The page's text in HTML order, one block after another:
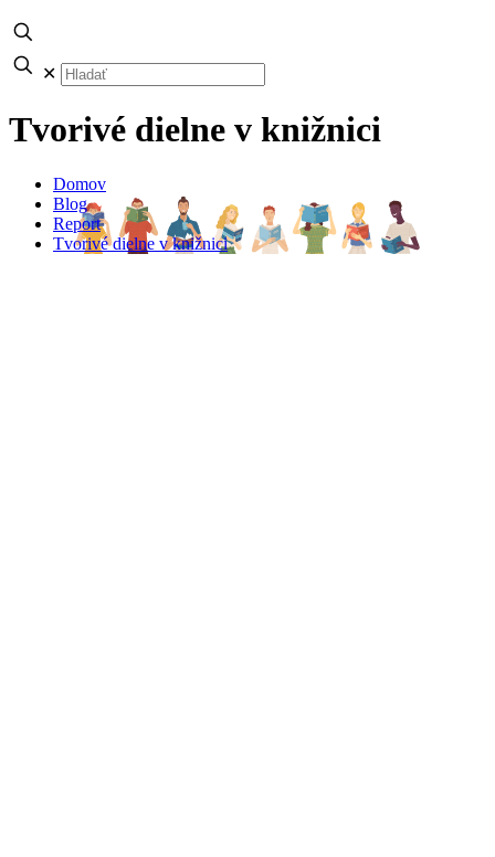
✕
Tvorivé dielne v knižnici
Domov
Blog
Report
Tvorivé dielne v knižnici